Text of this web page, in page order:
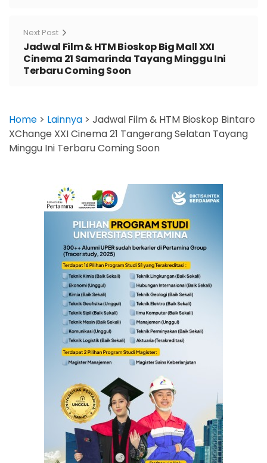
Next Post
Jadwal Film & HTM Bioskop Big Mall XXI
Cinema 21 Samarinda Tayang Minggu Ini
Terbaru Coming Soon
Home > Lainnya > Jadwal Film & HTM Bioskop Bintaro
XChange XXI Cinema 21 Tangerang Selatan Tayang
Minggu Ini Terbaru Coming Soon